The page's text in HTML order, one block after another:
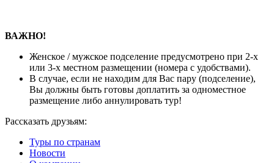
ВАЖНО!
Женское / мужское подселение предусмотрено при 2-х
или 3-х местном размещении (номера с удобствами).
В случае, если не находим для Вас пару (подселение),
Вы должны быть готовы доплатить за одноместное
размещение либо аннулировать тур!
Рассказать друзьям:
Туры по странам
Новости